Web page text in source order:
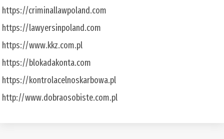
https://criminallawpoland.com
https://lawyersinpoland.com
https://www.kkz.com.pl
https://blokadakonta.com
https://kontrolacelnoskarbowa.pl
http://www.dobraosobiste.com.pl